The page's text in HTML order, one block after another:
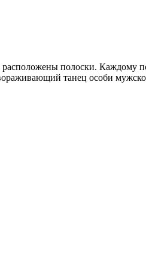
расположены полоски. Каждому
танец особи